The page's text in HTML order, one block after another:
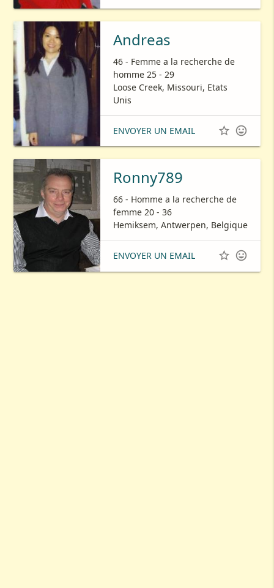
Andreas
46 - Femme a la recherche de
homme 25 - 29
Loose Creek, Missouri, Etats
Unis
ENVOYER UN EMAIL  
Ronny789
66 - Homme a la recherche de
femme 20 - 36
Hemiksem, Antwerpen, Belgique
ENVOYER UN EMAIL  